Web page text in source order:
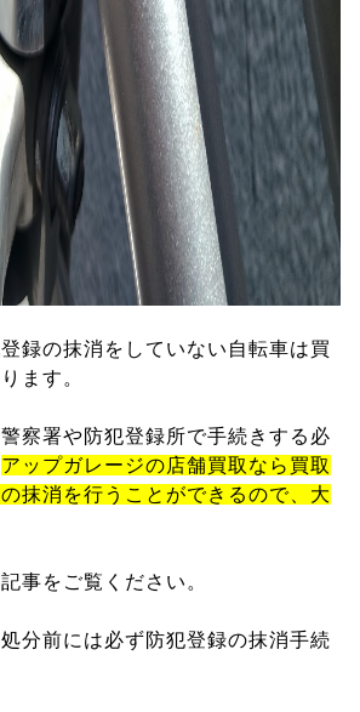
録の抹消をしていない自転車は買
ます。
察署や防犯登録所で手続きする必
アップガレージの店舗買取なら買取
抹消を行うことができるので、大
事をご覧ください。
処分前には必ず防犯登録の抹消手続